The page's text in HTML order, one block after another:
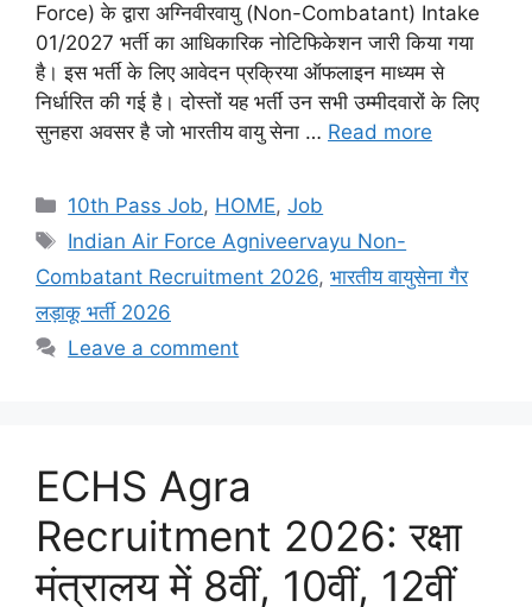
Force) के द्वारा अग्निवीरवायु (Non-Combatant) Intake
01/2027 भर्ती का आधिकारिक नोटिफिकेशन जारी किया गया
है। इस भर्ती के लिए आवेदन प्रक्रिया ऑफलाइन माध्यम से
निर्धारित की गई है। दोस्तों यह भर्ती उन सभी उम्मीदवारों के लिए
सुनहरा अवसर है जो भारतीय वायु सेना … Read more
Categories
10th Pass Job, HOME,Job
Tags
Indian Air Force Agniveervayu Non-
Combatant Recruitment 2026, भारतीय वायुसेना गैर
लड़ाकू भर्ती 2026
Leave a comment
ECHS Agra
Recruitment 2026: रक्षा
मंत्रालय में 8वीं, 10वीं, 12वीं